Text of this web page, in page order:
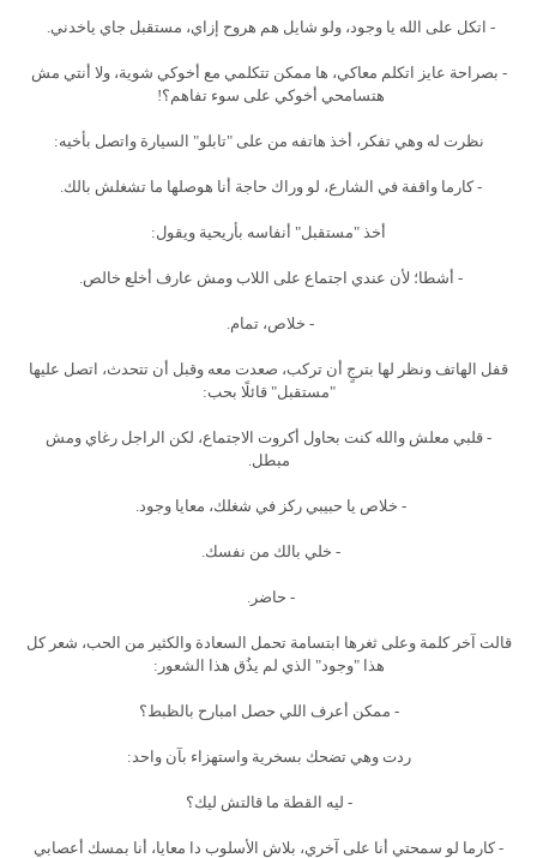
- اتكل على الله يا وجود، ولو شايل هم هروح إزاي، مستقبل جاي ياخدني.
- بصراحة عايز اتكلم معاكي، ها ممكن تتكلمي مع أخوكي شوية، ولا أنتي مش
هتسامحي أخوكي على سوء تفاهم؟!
نظرت له وهي تفكر، أخذ هاتفه من على "تابلو" السيارة واتصل بأخيه:
- كارما واقفة في الشارع، لو وراك حاجة أنا هوصلها ما تشغلش بالك.
أخذ "مستقبل" أنفاسه بأريحية ويقول:
- أشطا؛ لأن عندي اجتماع على اللاب ومش عارف أخلع خالص.
- خلاص، تمام.
قفل الهاتف ونظر لها بترجٍ أن تركب، صعدت معه وقبل أن تتحدث، اتصل عليها
"مستقبل" قائلًا بحب:
- قلبي معلش والله كنت بحاول أكروت الاجتماع، لكن الراجل رغاي ومش
مبطل.
- خلاص يا حبيبي ركز في شغلك، معايا وجود.
- خلي بالك من نفسك.
- حاضر.
قالت آخر كلمة وعلى ثغرها ابتسامة تحمل السعادة والكثير من الحب، شعر كل
هذا "وجود" الذي لم يذُق هذا الشعور:
- ممكن أعرف اللي حصل امبارح بالظبط؟
ردت وهي تضحك بسخرية واستهزاء بآن واحد:
- ليه القطة ما قالتش ليك؟
- كارما لو سمحتي أنا على آخري، بلاش الأسلوب دا معايا، أنا بمسك أعصابي